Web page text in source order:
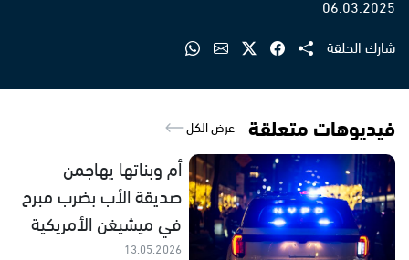
06.03.2025
شارك الحلقة
فيديوهات متعلقة عرض الكل
أم وبناتها يهاجمن
صديقة الأب بضرب مبرح
في ميشيغن الأمريكية
13.05.2026